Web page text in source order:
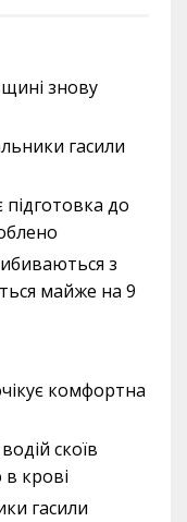
знову
гасили
до
з
майже на 9
комфортна
скоїв
крові
гасили